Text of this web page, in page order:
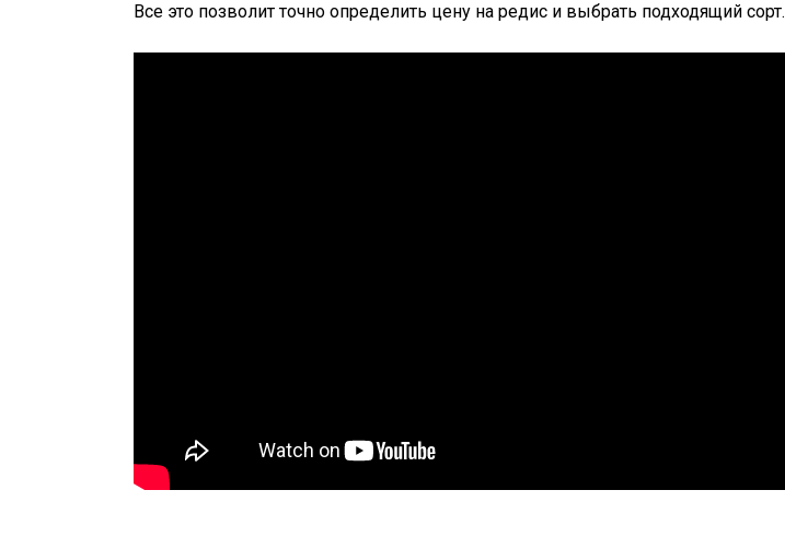
Все это позволит точно определить цену на редис и выбрать подходящий сорт.